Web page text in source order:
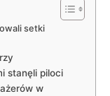
setki‌
stanęli piloci
w